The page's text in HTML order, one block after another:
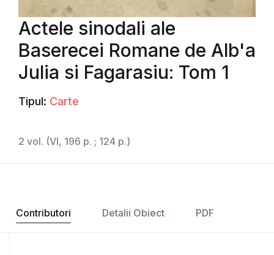
Actele sinodali ale
Baserecei Romane de Alb'a
Julia si Fagarasiu: Tom 1
Tipul: Carte
2 vol. (VI, 196 p. ; 124 p.)
Contributori Detalii Obiect PDF